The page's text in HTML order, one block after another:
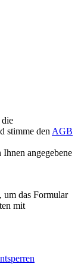
die
stimme den AGB
angegebene
um das Formular
mit